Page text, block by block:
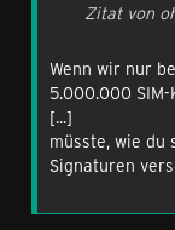
Zitat von
Wenn wir nur
5.000.000
[...]
müsste, wie du
Signaturen